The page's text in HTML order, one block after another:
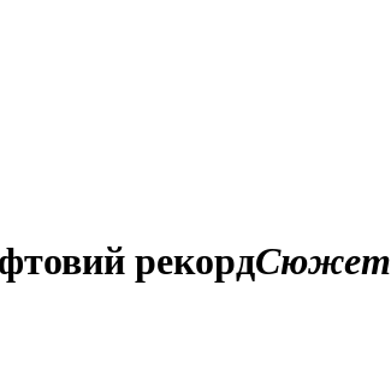
рекордСюжет